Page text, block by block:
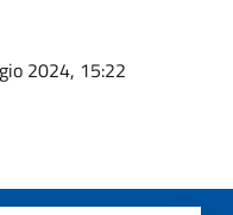
2024, 15:22